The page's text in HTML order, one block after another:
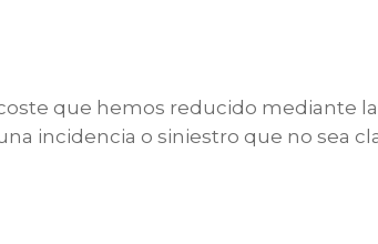
que hemos reducido mediante
incidencia o siniestro que no sea